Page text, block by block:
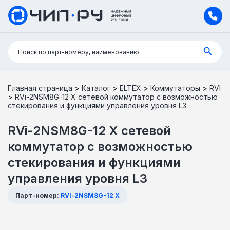
Поиск:
Поиск по парт-номеру, наименованию
Главная страница > Каталог > ELTEX > Коммутаторы > RVI
> RVi-2NSM8G-12 X сетевой коммутатор с возможностью
стекирования и функциями управления уровня L3
RVi-2NSM8G-12 X сетевой
коммутатор с возможностью
стекирования и функциями
управления уровня L3
Парт-номер: RVi-2NSM8G-12 X